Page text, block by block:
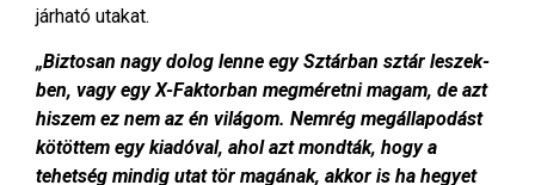
járható utakat.
„Biztosan nagy dolog lenne egy Sztárban sztár leszek-
ben, vagy egy X-Faktorban megméretni magam, de azt
hiszem ez nem az én világom. Nemrég megállapodást
kötöttem egy kiadóval, ahol azt mondták, hogy a
tehetség mindig utat tör magának, akkor is ha hegyet